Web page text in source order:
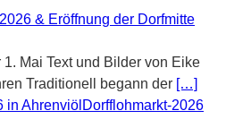
& Eröffnung der Dorfmitte
Mai Text und Bilder von Eike
Traditionell begann der […]
Dorfflohmarkt-2026